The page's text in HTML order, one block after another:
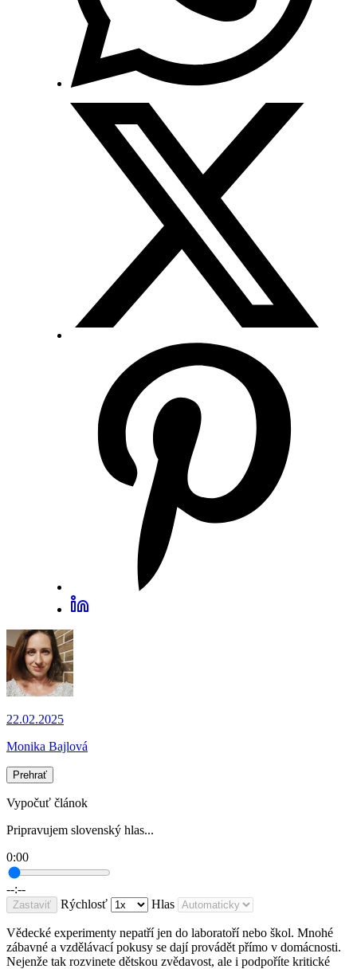
22.02.2025
Monika Bajlová
Prehrať
Vypočuť článok
Pripravujem slovenský hlas...
0:00
--:--
Zastaviť Rýchlosť Hlas
Vědecké experimenty nepatří jen do laboratoří nebo škol. Mnohé
zábavné a vzdělávací pokusy se dají provádět přímo v domácnosti.
Nejenže tak rozvinete dětskou zvědavost, ale i podpoříte kritické